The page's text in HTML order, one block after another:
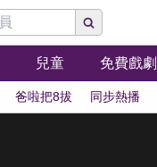
兒童 免費戲劇
爸啦把8拔 同步熱播